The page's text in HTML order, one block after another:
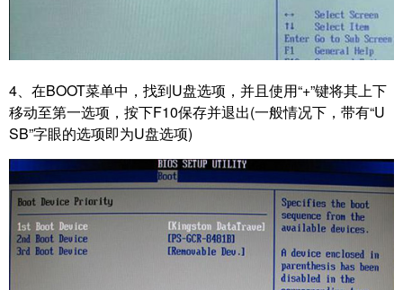
4、在BOOT菜单中，找到U盘选项，并且使用“+”键将其上下
移动至第一选项，按下F10保存并退出(一般情况下，带有“U
SB”字眼的选项即为U盘选项)